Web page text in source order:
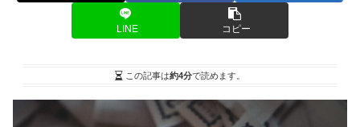
LINE コピー
この記事は約4分で読めます。